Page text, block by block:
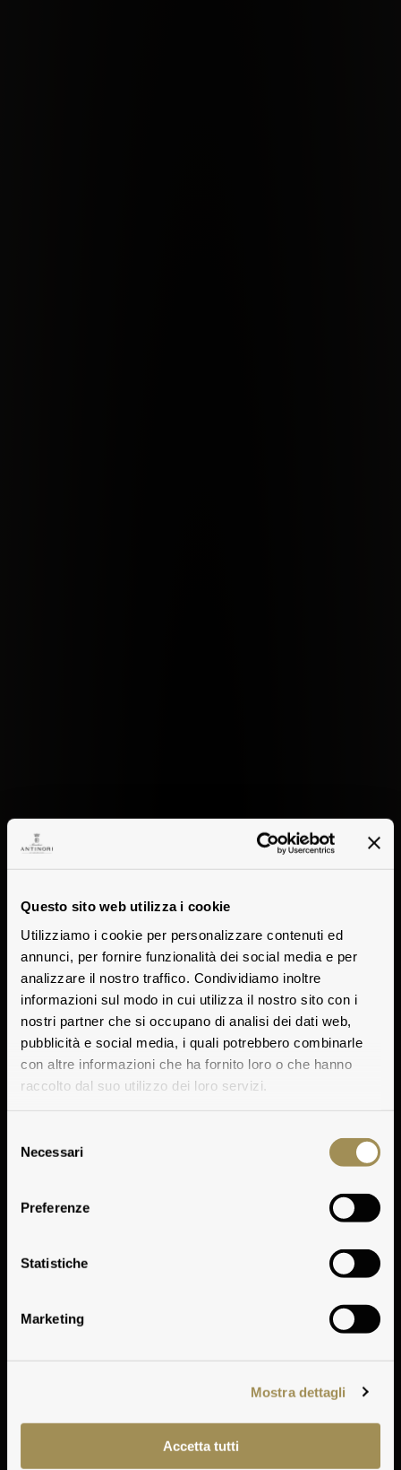
Questo sito web utilizza i cookie
Utilizziamo i cookie per personalizzare contenuti ed
annunci, per fornire funzionalità dei social media e per
analizzare il nostro traffico. Condividiamo inoltre
informazioni sul modo in cui utilizza il nostro sito con i
nostri partner che si occupano di analisi dei dati web,
pubblicità e social media, i quali potrebbero combinarle
con altre informazioni che ha fornito loro o che hanno
raccolto dal suo utilizzo dei loro servizi.
delNecessari
Preferenze
Statistiche
Marketing
Mostra dettagli
Accetta tutti
Respect and
Appreciation
for a
territory rich